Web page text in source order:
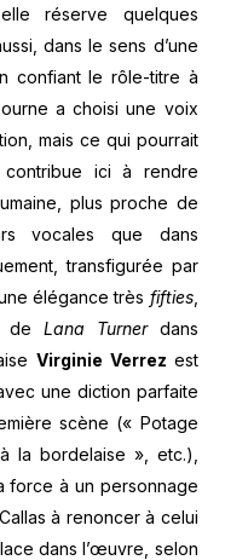
réserve quelques
dans le sens d’une
confiant le rôle-titre à
a choisi une voix
mais ce qui pourrait
ici à rendre
plus proche de
vocales que dans
transfigurée par
élégance très fifties,
de Lana Turnerdans
Virginie Verrez est
une diction parfaite
scène (« Potage
la bordelaise », etc.),
force à un personnage
à renoncer à celui
dans l’œuvre, selon